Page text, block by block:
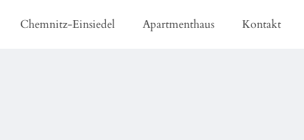
Chemnitz-Einsiedel Apartmenthaus Kontakt